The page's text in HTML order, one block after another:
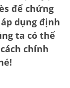
để chứng
dụng định
ta có thể
chính